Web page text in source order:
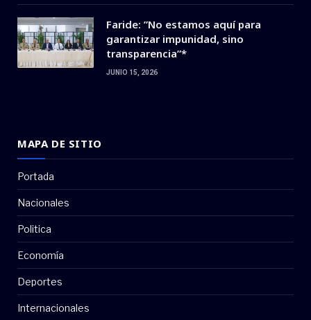
Faride: ”No estamos aquí para
garantizar impunidad, sino
transparencia”*
JUNIO 15, 2026
MAPA DE SITIO
Portada
Nacionales
Politica
Economía
Deportes
Internacionales